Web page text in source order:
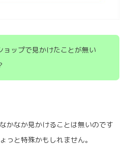
ョップで見かけたことが無い
かなか見かけることは無いのです
っと特殊かもしれません。